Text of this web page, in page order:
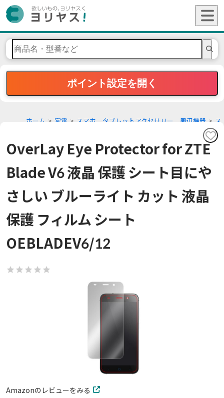
ポイント設定を開く
ホーム 家電 スマホ、タブレットアクセサリー、周辺機器
ス
OverLay Eye Protector for ZTE
Blade V6 液晶 保護 シート目にや
さしい ブルーライト カット 液晶
保護 フィルム シート
OEBLADEV6/12
Amazonのレビューをみる